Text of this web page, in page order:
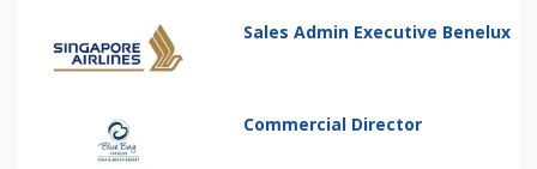
Sales Admin Executive Benelux
Commercial Director